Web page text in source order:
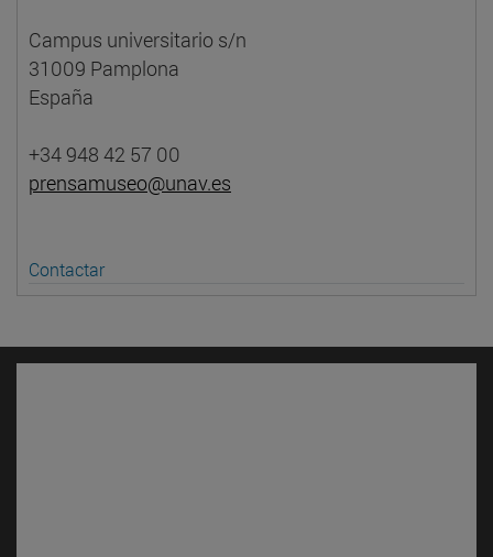
Campus universitario s/n
31009 Pamplona
España
+34 948 42 57 00
prensamuseo@unav.es
Contactar